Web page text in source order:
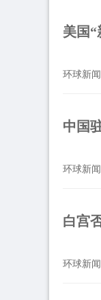
美国
环球新闻
中国
环球新闻
白宫
环球新闻